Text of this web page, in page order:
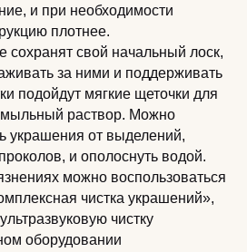
и при необходимости
плотнее.
свой начальный лоск,
за ними и поддерживать
подойдут мягкие щеточки для
мыльный раствор. Можно
украшения от выделений,
и ополоснуть водой.
можно воспользоваться
чистка украшений»,
чистку
оборудовании